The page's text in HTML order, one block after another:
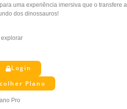
uma experiência imersiva que o transfere a
dos dinossauros!
Login
Plano
Pro